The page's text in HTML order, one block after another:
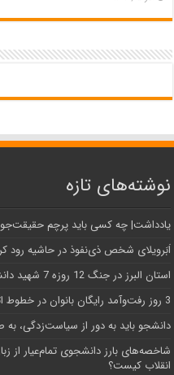
نوشته‌های تازه
یادداشت| ‌چه کسی باید پرچم
اَبَر‌ویلای شخص ذی‌نفوذ در حاشیه‌ رود
استان البرز در جنگ 12 روزه 7 شهید دانشجو تقدیم انقلاب کرد
3 روز رفت‌وآمد رایگان بانوان در خطوط اتوبوسرانی شهری کرج
دانشجو باید به دور از سیاست‌زدگی،
شاخصه‌های بارز دانشجوی تمام‌عیار از
انقلاب کیست؟